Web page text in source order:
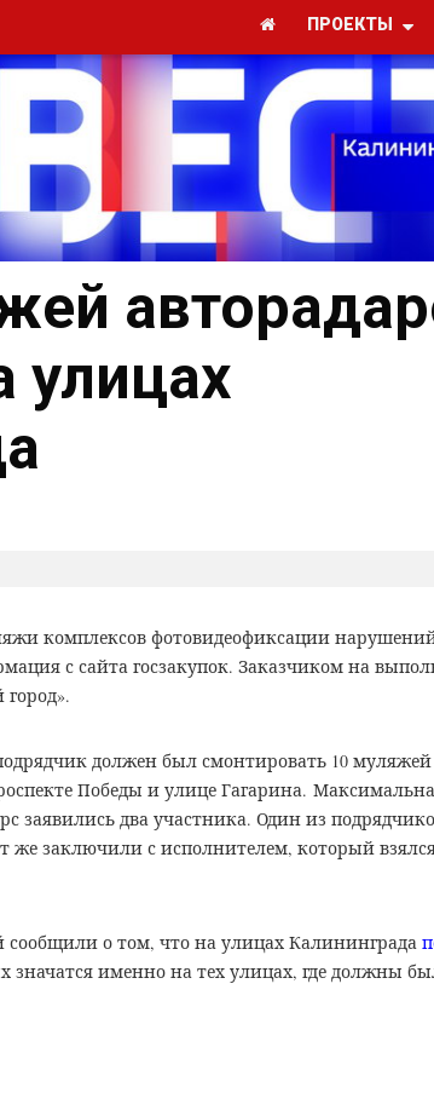
ПРОЕКТЫ
улицах
комплексов фотовидеофиксации
с сайта госзакупок. Заказчиком на
должен был смонтировать 10
Победы и улице Гагарина.
заявились два участника. Один из
же заключили с исполнителем, который
сообщили о том, что на улицах Калининграда
значатся именно на тех улицах, где должны